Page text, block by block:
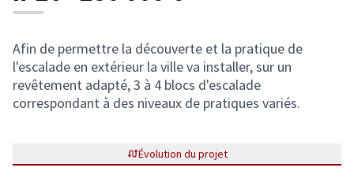
Afin de permettre la découverte et la pratique de
l'escalade en extérieur la ville va installer, sur un
revêtement adapté, 3 à 4 blocs d'escalade
correspondant à des niveaux de pratiques variés.
Évolution du projet